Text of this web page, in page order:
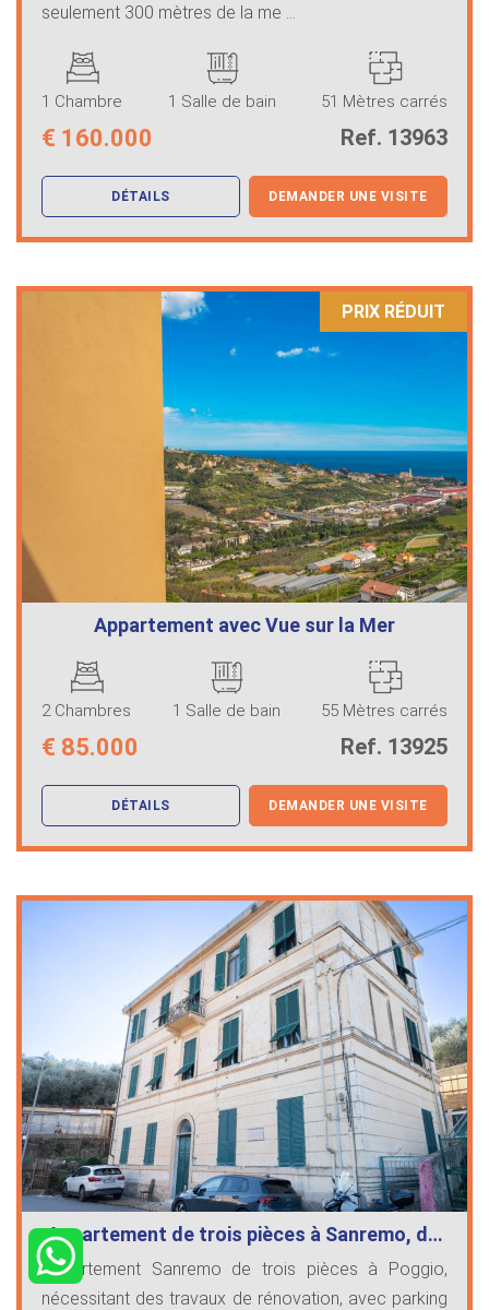
seulement 300 mètres de la me ...
1 Chambre 1 Salle de bain 51 Mètres carrés
€ 160.000 Ref. 13963
DÉTAILS DEMANDER UNE VISITE
PRIX ​​RÉDUIT
Appartement avec Vue sur la Mer
2 Chambres 1 Salle de bain 55 Mètres carrés
€ 85.000 Ref. 13925
DÉTAILS DEMANDER UNE VISITE
Appartement de trois pièces à Sanremo, d…
Appartement Sanremo de trois pièces à Poggio,
nécessitant des travaux de rénovation, avec parking